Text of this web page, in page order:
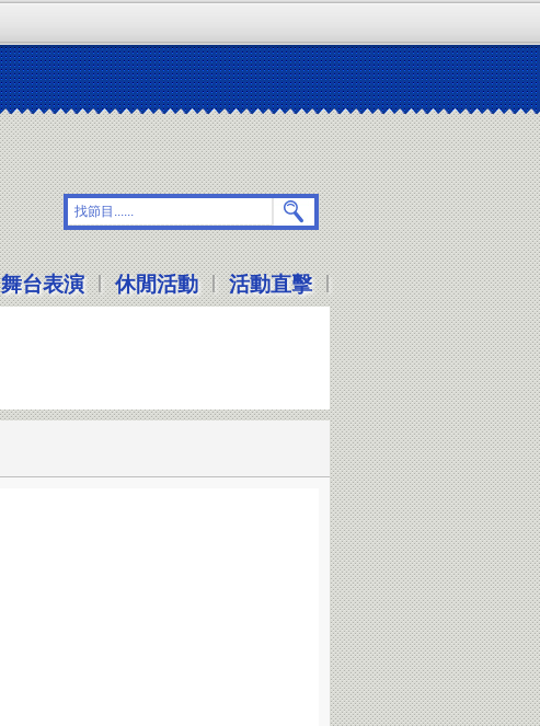
舞台表演 | 休閒活動 | 活動直擊 |